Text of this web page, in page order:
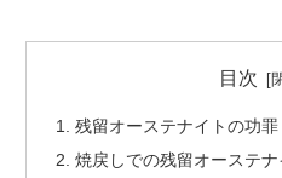
目次
残留オーステナイトの功罪
焼戻しでの残留オーステ